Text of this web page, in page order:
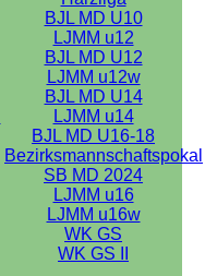
BJL MD U10
LJMM u12
BJL MD U12
LJMM u12w
BJL MD U14
LJMM u14
BJL MD U16-18
Bezirksmannschaftspokal
SB MD 2024
LJMM u16
LJMM u16w
WK GS
WK GS II